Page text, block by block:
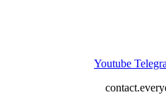
Youtube